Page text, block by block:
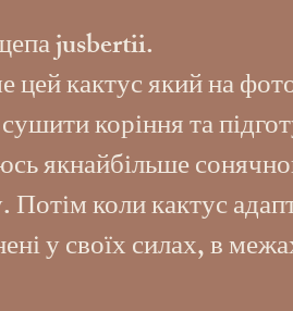
jusbertii.
цей кактус який на
коріння та
якнайбільше
Потім коли кактус
у своїх силах, в